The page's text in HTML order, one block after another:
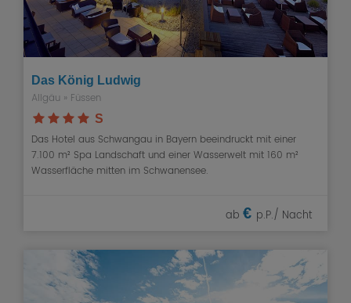
Das König Ludwig
Allgäu » Füssen
S
Das Hotel aus Schwangau in Bayern beeindruckt mit einer
7.100 m² Spa Landschaft und einer Wasserwelt mit 160 m²
Wasserfläche mitten im Schwanensee.
ab € p.P./ Nacht